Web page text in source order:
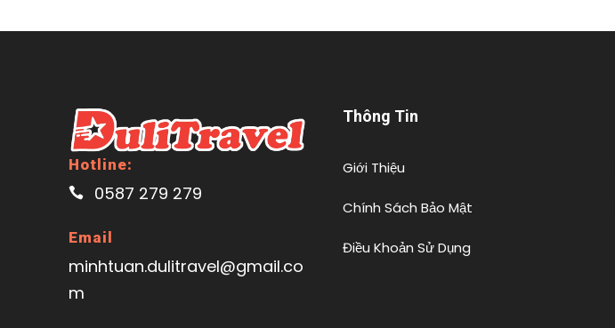
Hotline:
0587 279 279
Email
minhtuan.dulitravel@gmail.co
m
Thông Tin
Giới Thiệu
Chính Sách Bảo Mật
Điều Khoản Sử Dụng